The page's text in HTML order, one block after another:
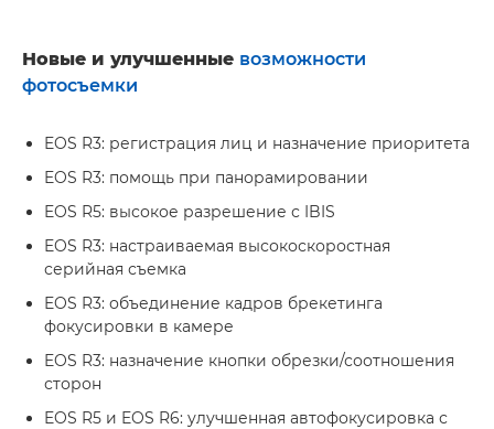
Новые и улучшенные возможности
фотосъемки
EOS R3: регистрация лиц и назначение приоритета
EOS R3: помощь при панорамировании
EOS R5: высокое разрешение с IBIS
EOS R3: настраиваемая высокоскоростная
серийная съемка
EOS R3: объединение кадров брекетинга
фокусировки в камере
EOS R3: назначение кнопки обрезки/соотношения
сторон
EOS R5 и EOS R6: улучшенная автофокусировка с